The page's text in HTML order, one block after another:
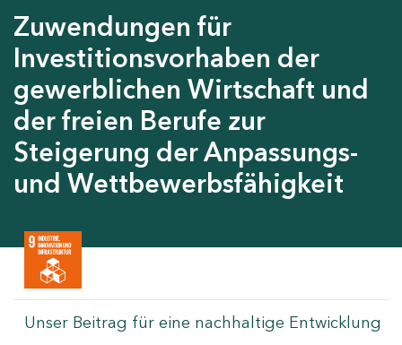
Zuwendungen für
Investitionsvorhaben der
gewerblichen Wirtschaft und
der freien Berufe zur
Steigerung der Anpassungs-
und Wettbewerbsfähigkeit
Unser Beitrag für eine nachhaltige Entwicklung